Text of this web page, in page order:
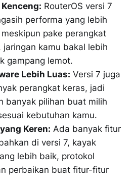
RouterOS versi 7
performa yang lebih
pake perangkat
jaringan kamu bakal lebih
gampang lemot.
Lebih Luas: Versi 7 juga
perangkat keras, jadi
banyak pilihan buat milih
kebutuhan kamu.
Keren: Ada banyak fitur
di versi 7, kayak
lebih baik, protokol
perbaikan buat fitur-fitur